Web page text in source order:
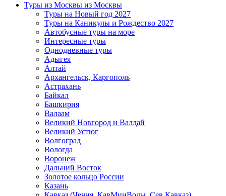
Туры из Москвы из Москвы
Туры на Новый год 2027
Туры на Каникулы и Рождество 2027
Автобусные туры на море
Интересные туры
Однодневные туры
Адыгея
Алтай
Архангельск, Каргополь
Астрахань
Байкал
Башкирия
Валаам
Великий Новгород и Валдай
Великий Устюг
Волгоград
Вологда
Воронеж
Дальний Восток
Золотое кольцо России
Казань